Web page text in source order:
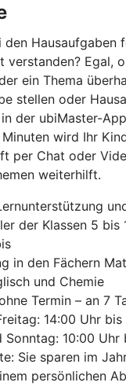
Hausaufgaben
verstanden? Egal,
ein Thema
stellen oder
der ubiMaster-
wird Ihr
per Chat oder
weiterhilft.
der Klassen 5
in den Fächern
und Chemie
Termin – an 7
14:00 Uhr bis
Sonntag: 10:00 Uhr
Sie sparen im
persönlichen